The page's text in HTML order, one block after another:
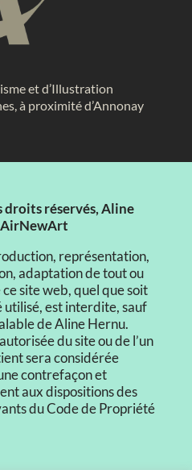
et d’Illustration
à proximité d’Annonay
réservés, Aline
représentation,
adaptation de tout ou
site web, quel que soit
utilisé, est interdite, sauf
de Aline Hernu.
du site ou de l’un
sera considérée
contrefaçon et
aux dispositions des
du Code de Propriété